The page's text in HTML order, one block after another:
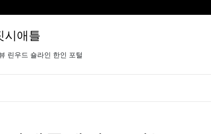
시애틀
린우드 숄라인 한인 포털